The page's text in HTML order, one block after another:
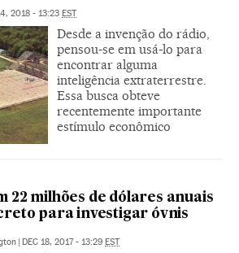
2018 - 13:23 EST
Desde a invenção do rádio,
pensou-se em usá-lo para
encontrar alguma
inteligência extraterrestre.
Essa busca obteve
recentemente importante
estímulo econômico
22 milhões de dólares anuais
para investigar óvnis
| DEC 18, 2017 - 13:29 EST